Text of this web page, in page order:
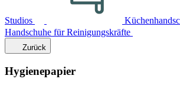
Studios
Handschuhe für Reinigungskräfte
Zurück
Hygienepapier